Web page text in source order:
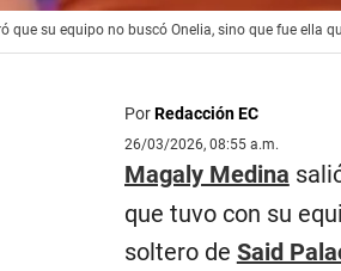
que su equipo no buscó Onelia, sino que fue ella
PorRedacción EC
26/03/2026, 08:55 a.m.
Magaly Medina
que tuvo con su
soltero de Said